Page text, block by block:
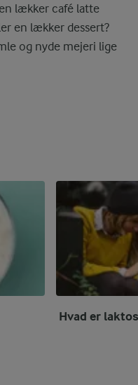
lækker café latte
en lækker dessert?
og nyde mejeri lige
Hvad er